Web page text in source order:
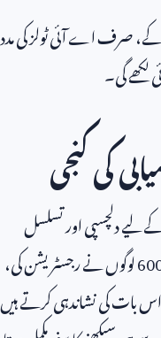
صرف اے آئی ٹولز کی مدد
لکھے گی۔
کی کنجی
کے لیے دلچسپی اور تسلسل
لوگوں نے رجسٹریشن کی،
اس بات کی نشاندہی کرتے ہیں